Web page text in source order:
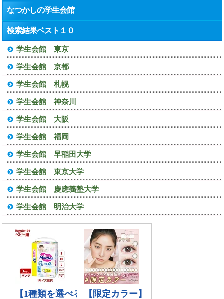
なつかしの学生会館
検索結果ベスト１０
学生会館 東京
学生会館 京都
学生会館 札幌
学生会館 神奈川
学生会館 大阪
学生会館 福岡
学生会館 早稲田大学
学生会館 東京大学
学生会館 慶應義塾大学
学生会館 明治大学